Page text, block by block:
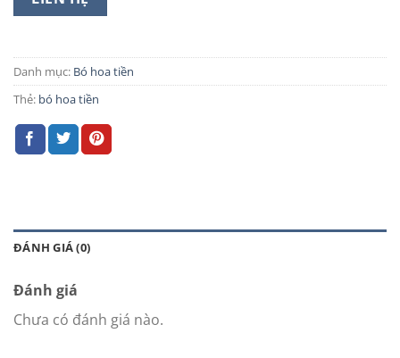
Danh mục: Bó hoa tiền
Thẻ: bó hoa tiền
ĐÁNH GIÁ (0)
Đánh giá
Chưa có đánh giá nào.